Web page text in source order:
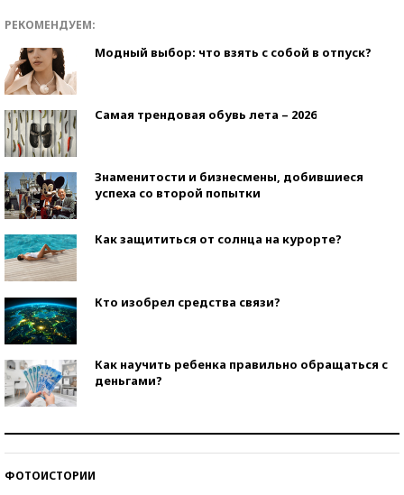
РЕКОМЕНДУЕМ:
Модный выбор: что взять с собой в отпуск?
Самая трендовая обувь лета – 2026
Знаменитости и бизнесмены, добившиеся
успеха со второй попытки
Как защититься от солнца на курорте?
Кто изобрел средства связи?
Как научить ребенка правильно обращаться с
деньгами?
ФОТОИСТОРИИ